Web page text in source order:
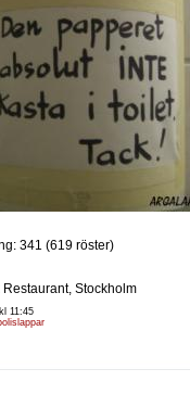
341 (619 röster)
Restaurant, Stockholm
11:45